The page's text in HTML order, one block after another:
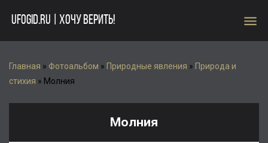
UFOGID.RU | ХОЧУ ВЕРИТЬ! menu
Главная » Фотоальбом » Природные явления » Природа и
стихия » Молния
Молния